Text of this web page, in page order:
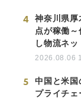
4
神奈川県厚
点が稼働
し物流ネ
2026.08.06
5
中国と米国
プライチ